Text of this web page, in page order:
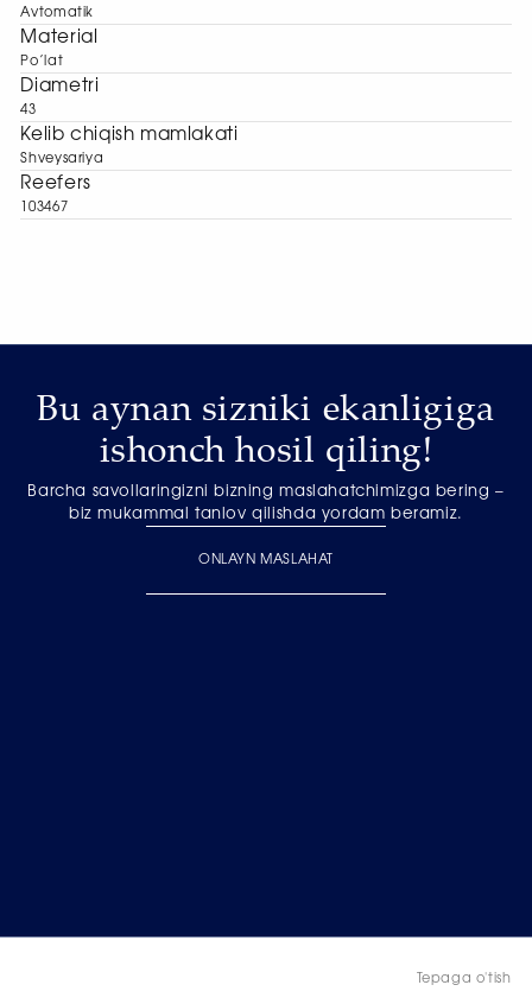
Avtomatik
Material
Po’lat
Diametri
43
Kelib chiqish mamlakati
Shveysariya
Reefers
103467
Bu aynan sizniki ekanligiga
ishonch hosil qiling!
Barcha savollaringizni bizning maslahatchimizga bering –
biz mukammal tanlov qilishda yordam beramiz.
ONLAYN MASLAHAT
Tepaga o'tish